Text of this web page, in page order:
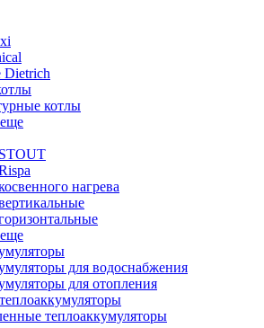
Dietrich
котлы
нагрева
для водоснабжения
для отопления
теплоаккумуляторы